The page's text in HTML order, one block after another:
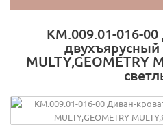
КМ.009.01-016-
двухъярусный
MULTY,GEOMETRY